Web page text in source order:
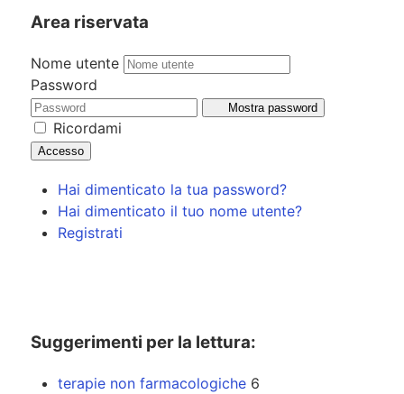
Area riservata
Nome utente
Password
Mostra password
Ricordami
Accesso
Hai dimenticato la tua password?
Hai dimenticato il tuo nome utente?
Registrati
Suggerimenti per la lettura:
terapie non farmacologiche 6